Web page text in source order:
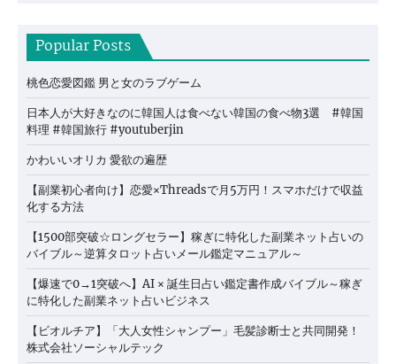
Popular Posts
桃色恋愛図鑑 男と女のラブゲーム
日本人が大好きなのに韓国人は食べない韓国の食べ物3選 #韓国
料理 #韓国旅行 #youtuberjin
かわいいオリカ 愛欲の遍歴
【副業初心者向け】恋愛×Threadsで月5万円！スマホだけで収益
化する方法
【1500部突破☆ロングセラー】稼ぎに特化した副業ネット占いの
バイブル～逆算タロット占いメール鑑定マニュアル～
【爆速で0→1突破へ】AI × 誕生日占い鑑定書作成バイブル～稼ぎ
に特化した副業ネット占いビジネス
【ビオルチア】「大人女性シャンプー」毛髪診断士と共同開発！
株式会社ソーシャルテック